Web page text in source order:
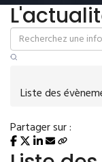
Liste des
Partager sur :